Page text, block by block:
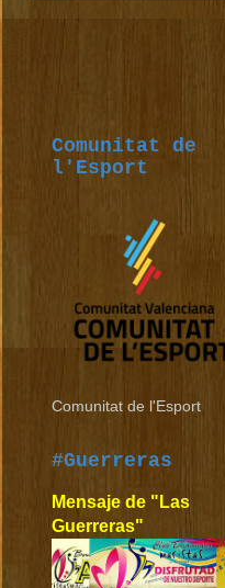
Comunitat de
l'Esport
Comunitat de l'Esport
#Guerreras
Mensaje de "Las
Guerreras"